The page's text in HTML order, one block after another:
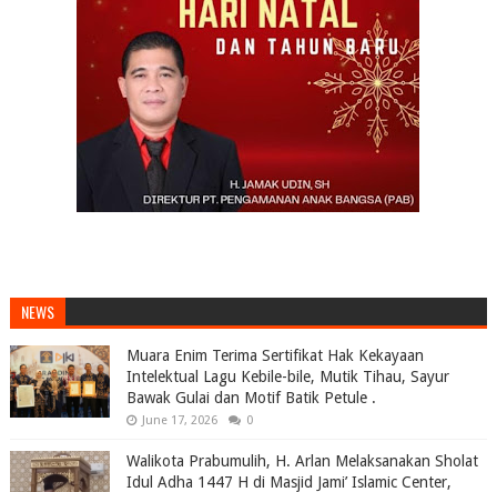
NEWS
Muara Enim Terima Sertifikat Hak Kekayaan
Intelektual Lagu Kebile-bile, Mutik Tihau, Sayur
Bawak Gulai dan Motif Batik Petule .
June 17, 2026 0
Walikota Prabumulih, H. Arlan Melaksanakan Sholat
Idul Adha 1447 H di Masjid Jami’ Islamic Center,